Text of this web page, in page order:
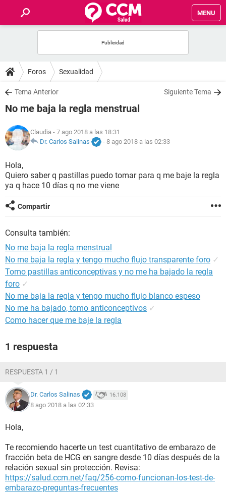
MENU
FOROS
SALUD
NUTRICIÓN
BIENESTAR
Foros Sexualidad
Tema Anterior Siguiente Tema
No me baja la regla menstrual
Claudia - 7 ago 2018 a las 18:31
Dr. Carlos Salinas
- 8 ago 2018 a las 02:33
Hola,
Quiero saber q pastillas puedo tomar para q me baje la regla
ya q hace 10 días q no me viene
Compartir
Consulta también:
No me baja la regla menstrual
No me baja la regla y tengo mucho flujo transparente foro ✓
Tomo pastillas anticonceptivas y no me ha bajado la regla
foro ✓
No me baja la regla y tengo mucho flujo blanco espeso
No me ha bajado, tomo anticonceptivos ✓
Como hacer que me baje la regla
1 respuesta
RESPUESTA 1 / 1
Dr. Carlos Salinas 16.108
8 ago 2018 a las 02:33
Hola,
Te recomiendo hacerte un test cuantitativo de embarazo de
fracción beta de HCG en sangre desde 10 días después de la
relación sexual sin protección. Revisa:
https://salud.ccm.net/faq/256-como-funcionan-los-test-de-
embarazo-preguntas-frecuentes